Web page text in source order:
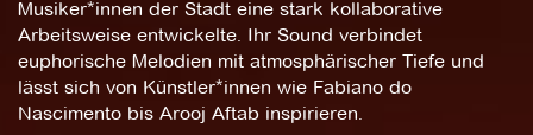
Musiker*innen der Stadt eine stark kollaborative
Arbeitsweise entwickelte. Ihr Sound verbindet
euphorische Melodien mit atmosphärischer Tiefe und
lässt sich von Künstler*innen wie Fabiano do
Nascimento bis Arooj Aftab inspirieren.